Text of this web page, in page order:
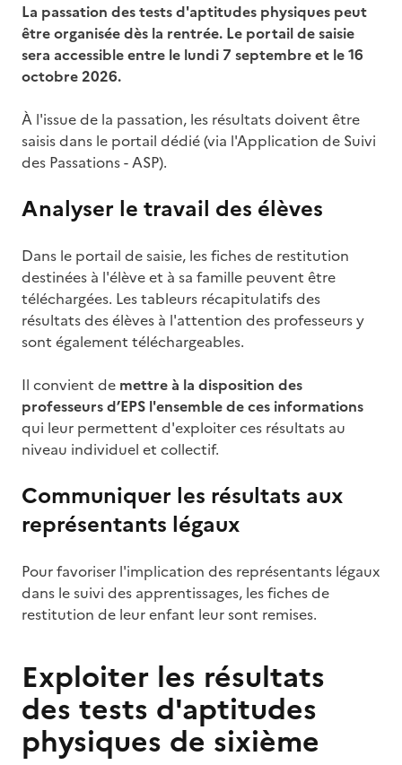
La passation des tests d'aptitudes physiques peut
être organisée dès la rentrée. Le portail de saisie
sera accessible entre le lundi 7 septembre et le 16
octobre 2026.
À l'issue de la passation, les résultats doivent être
saisis dans le portail dédié (via l'Application de Suivi
des Passations - ASP).
Analyser le travail des élèves
Dans le portail de saisie, les fiches de restitution
destinées à l'élève et à sa famille peuvent être
téléchargées. Les tableurs récapitulatifs des
résultats des élèves à l'attention des professeurs y
sont également téléchargeables.
Il convient de mettre à la disposition des
professeurs d’EPS l'ensemble de ces informations
qui leur permettent d'exploiter ces résultats au
niveau individuel et collectif.
Communiquer les résultats aux
représentants légaux
Pour favoriser l'implication des représentants légaux
dans le suivi des apprentissages, les fiches de
restitution de leur enfant leur sont remises.
Exploiter les résultats
des tests d'aptitudes
physiques de sixième